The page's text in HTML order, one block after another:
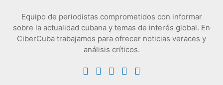
Equipo de periodistas comprometidos con informar
sobre la actualidad cubana y temas de interés global. En
CiberCuba trabajamos para ofrecer noticias veraces y
análisis críticos.